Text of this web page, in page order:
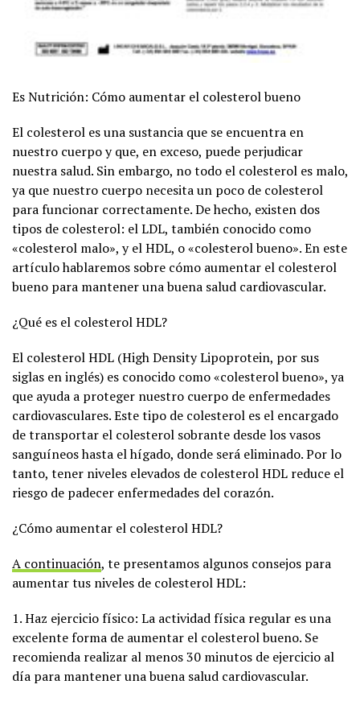
Es Nutrición: Cómo aumentar el colesterol bueno
El colesterol es una sustancia que se encuentra en
nuestro cuerpo y que, en exceso, puede perjudicar
nuestra salud. Sin embargo, no todo el colesterol es malo,
ya que nuestro cuerpo necesita un poco de colesterol
para funcionar correctamente. De hecho, existen dos
tipos de colesterol: el LDL, también conocido como
«colesterol malo», y el HDL, o «colesterol bueno». En este
artículo hablaremos sobre cómo aumentar el colesterol
bueno para mantener una buena salud cardiovascular.
¿Qué es el colesterol HDL?
El colesterol HDL (High Density Lipoprotein, por sus
siglas en inglés) es conocido como «colesterol bueno», ya
que ayuda a proteger nuestro cuerpo de enfermedades
cardiovasculares. Este tipo de colesterol es el encargado
de transportar el colesterol sobrante desde los vasos
sanguíneos hasta el hígado, donde será eliminado. Por lo
tanto, tener niveles elevados de colesterol HDL reduce el
riesgo de padecer enfermedades del corazón.
¿Cómo aumentar el colesterol HDL?
A continuación, te presentamos algunos consejos para
aumentar tus niveles de colesterol HDL:
1. Haz ejercicio físico: La actividad física regular es una
excelente forma de aumentar el colesterol bueno. Se
recomienda realizar al menos 30 minutos de ejercicio al
día para mantener una buena salud cardiovascular.